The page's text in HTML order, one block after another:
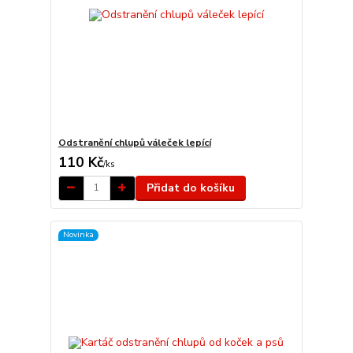
Odstranění chlupů váleček lepící
110 Kč/ks
Přidat do košíku
Novinka